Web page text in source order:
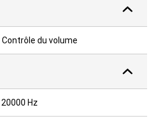
Contrôle du volume
20000 Hz